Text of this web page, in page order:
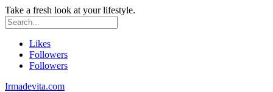
Take a fresh look at your lifestyle.
Likes
Followers
Followers
Irmadevita.com